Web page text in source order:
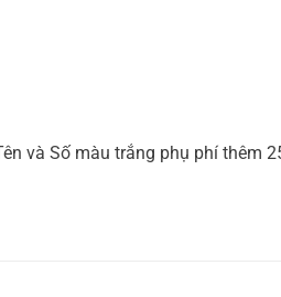
và Số màu trắng phụ phí thêm